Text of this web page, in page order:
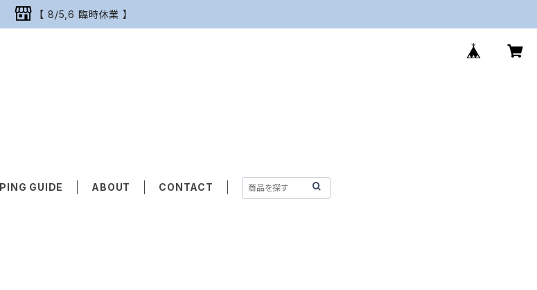
【 8/5,6 臨時休業 】
GUIDE ABOUT CONTACT